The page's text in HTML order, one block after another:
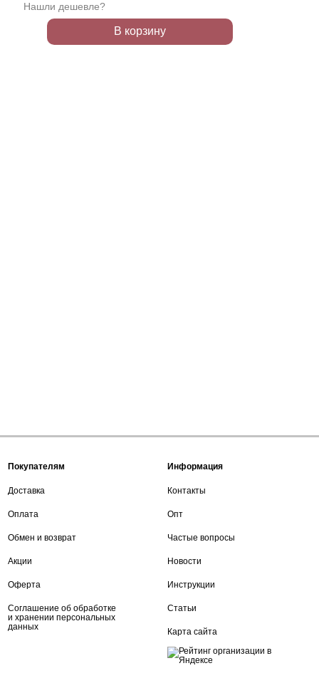
Нашли дешевле?
В корзину
Покупателям
Доставка
Оплата
Обмен и возврат
Акции
Оферта
Соглашение об обработке
и хранении персональных
данных
Информация
Контакты
Опт
Частые вопросы
Новости
Инструкции
Статьи
Карта сайта